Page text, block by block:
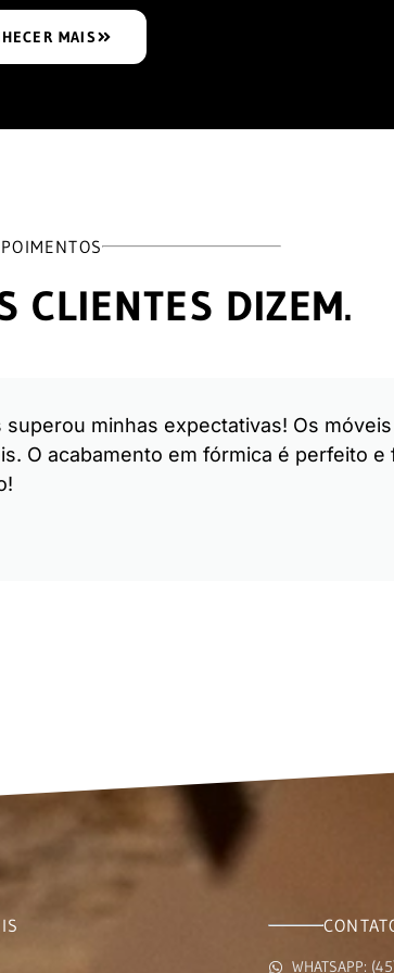
MAIS
CLIENTES DIZEM.
minhas expectativas! Os
O acabamento em fórmica é perfeito e
WHATSAPP: